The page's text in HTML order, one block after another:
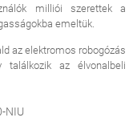
milliói szerettek a
emeltük.
az elektromos robogózás
találkozik az élvonalbeli
NIU